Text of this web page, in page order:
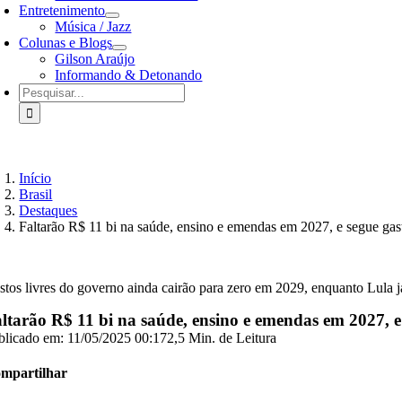
Entretenimento
Música / Jazz
Colunas e Blogs
Gilson Araújo
Informando & Detonando
Buscar
resultados
para:
Início
Brasil
Destaques
Faltarão R$ 11 bi na saúde, ensino e emendas em 2027, e segue
livres do governo ainda cairão para zero em 2029, enquanto
R$ 11 bi na saúde, ensino e emendas em 2027,
em: 11/05/2025 00:172,5 Min. de Leitura